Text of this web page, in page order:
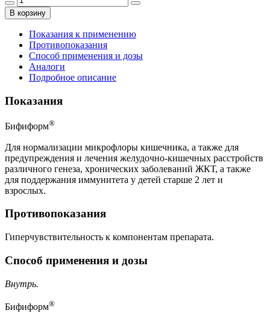
В корзину
Показания к применению
Противопоказания
Способ применения и дозы
Аналоги
Подробное описание
Показания
Бифиформ®
Для нормализации микрофлоры кишечника, а также для
предупреждения и лечения желудочно-кишечных расстройств
различного генеза, хронических заболеваний ЖКТ, а также
для поддержания иммунитета у детей старше 2 лет и
взрослых.
Противопоказания
Гиперчувствительность к компонентам препарата.
Способ применения и дозы
Внутрь.
Бифиформ®